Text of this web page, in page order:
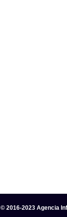
© 2016-2023 Agencia